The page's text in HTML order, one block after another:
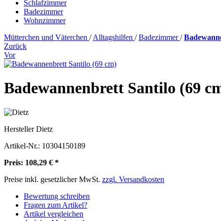
Schlafzimmer
Badezimmer
Wohnzimmer
Mütterchen und Väterchen / Alltagshilfen / Badezimmer/
Zurück
Vor
Badewannenbrett Santilo (69
HerstellerDietz
Artikel-Nr.: 10304150189
Preis: 108,29 € *
Preise inkl. gesetzlicher MwSt. zzgl. Versandkosten
Bewertung schreiben
Fragen zum Artikel?
Artikel vergleichen